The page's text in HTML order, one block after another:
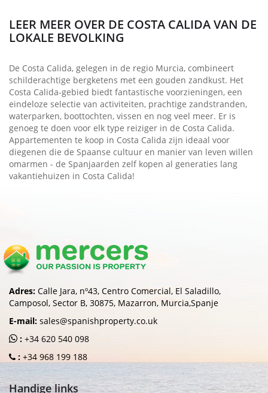
LEER MEER OVER DE COSTA CALIDA VAN DE
LOKALE BEVOLKING
De Costa Calida, gelegen in de regio Murcia, combineert
schilderachtige bergketens met een gouden zandkust. Het
Costa Calida-gebied biedt fantastische voorzieningen, een
eindeloze selectie van activiteiten, prachtige zandstranden,
waterparken, boottochten, vissen en nog veel meer. Er is
genoeg te doen voor elk type reiziger in de Costa Calida.
Appartementen te koop in Costa Calida zijn ideaal voor
diegenen die de Spaanse cultuur en manier van leven willen
omarmen - de Spanjaarden zelf kopen al generaties lang
vakantiehuizen in Costa Calida!
Adres: Calle Jara, nº43, Centro Comercial, El Saladillo,
Camposol, Sector B, 30875, Mazarron, Murcia,Spanje
E-mail: sales@spanishproperty.co.uk
: +34 620 540 098
: +34 968 199 188
Handige links